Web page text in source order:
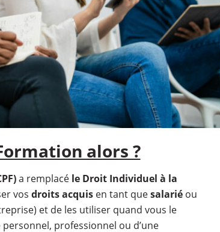
alors ?
a remplacé le Droit Individuel à la
vos droits acquisen tant quesalariéou
et de les utiliser quand vous le
professionnel ou d’une